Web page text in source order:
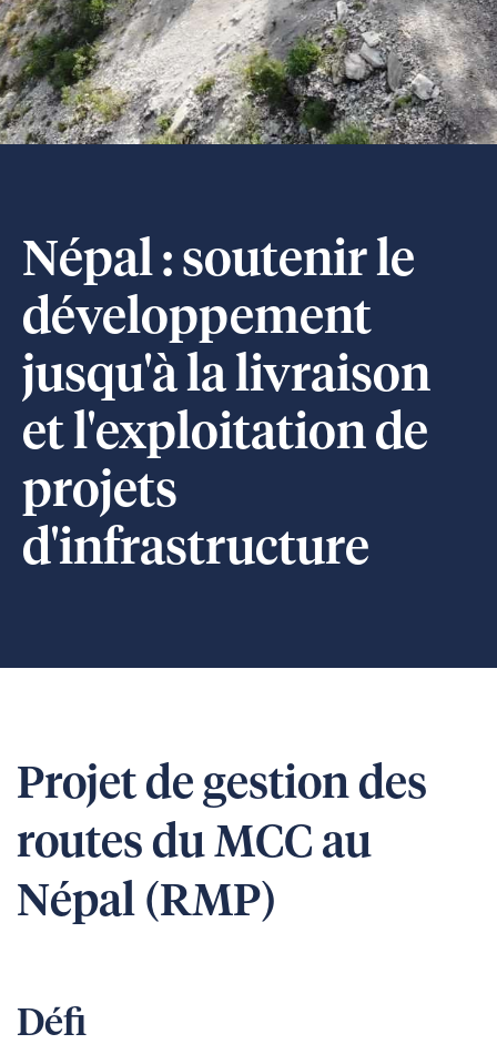
Népal : soutenir le
développement
jusqu'à la livraison
et l'exploitation de
projets
d'infrastructure
Projet de gestion des
routes du MCC au
Népal (RMP)
Défi